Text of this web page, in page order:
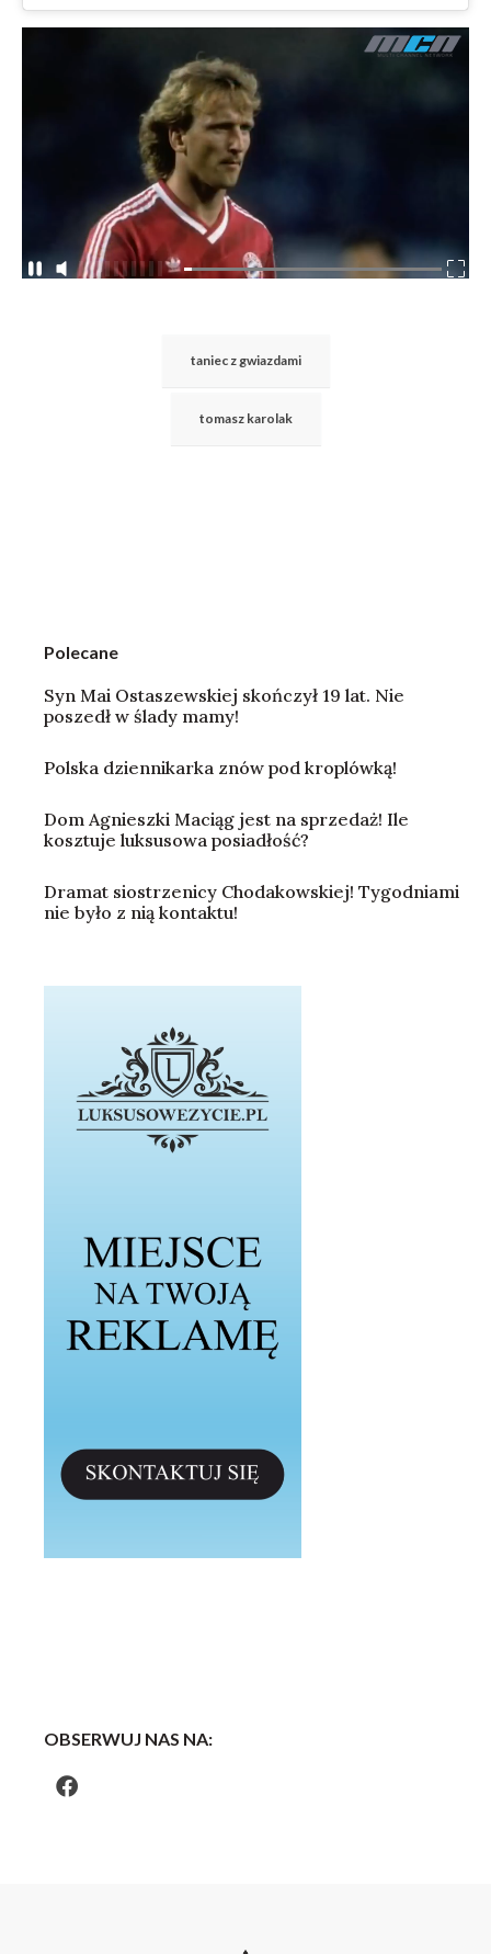
taniec z gwiazdami
tomasz karolak
Polecane
Syn Mai Ostaszewskiej skończył 19 lat. Nie
poszedł w ślady mamy!
Polska dziennikarka znów pod kroplówką!
Dom Agnieszki Maciąg jest na sprzedaż! Ile
kosztuje luksusowa posiadłość?
Dramat siostrzenicy Chodakowskiej! Tygodniami
nie było z nią kontaktu!
OBSERWUJ NAS NA: